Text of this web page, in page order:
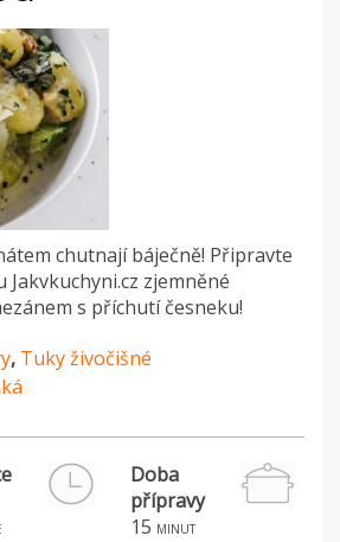
chutnají báječně! Připravte
zjemněné
s příchutí česneku!
, Tuky živočišné
Doba
přípravy
15 minut